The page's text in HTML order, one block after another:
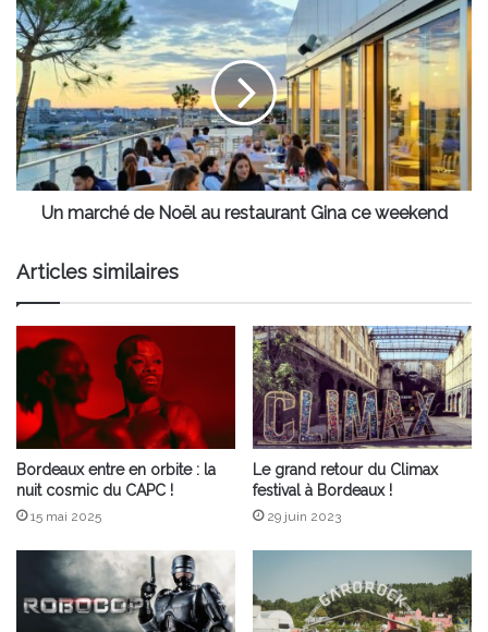
Un
marché
de
Noël
au
restaurant
Gina
ce
weekend
Un marché de Noël au restaurant Gina ce weekend
Articles similaires
Bordeaux entre en orbite : la
nuit cosmic du CAPC !
15 mai 2025
Le grand retour du Climax
festival à Bordeaux !
29 juin 2023